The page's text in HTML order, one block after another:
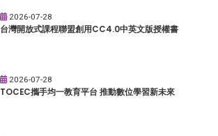
2026-07-28
台灣開放式課程聯盟創用CC4.0中英文版授權書
2026-07-28
TOCEC攜手均一教育平台 推動數位學習新未來